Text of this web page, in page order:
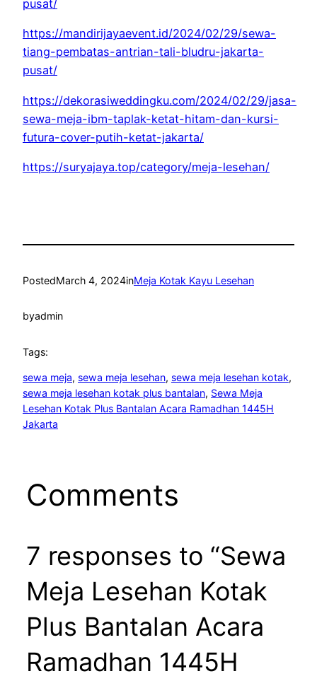
pusat/
https://mandirijayaevent.id/2024/02/29/sewa-
tiang-pembatas-antrian-tali-bludru-jakarta-
pusat/
https://dekorasiweddingku.com/2024/02/29/jasa-
sewa-meja-ibm-taplak-ketat-hitam-dan-kursi-
futura-cover-putih-ketat-jakarta/
https://suryajaya.top/category/meja-lesehan/
PostedMarch 4, 2024inMeja Kotak Kayu Lesehan
byadmin
Tags:
sewa meja, sewa meja lesehan, sewa meja lesehan kotak
sewa meja lesehan kotak plus bantalan, Sewa Meja
Lesehan Kotak Plus Bantalan Acara Ramadhan 1445H
Jakarta
Comments
7 responses to “Sewa
Meja Lesehan Kotak
Plus Bantalan Acara
Ramadhan 1445H